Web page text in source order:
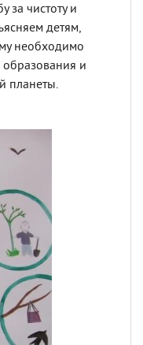
за чистоту и
детям,
необходимо
образования и
планеты.